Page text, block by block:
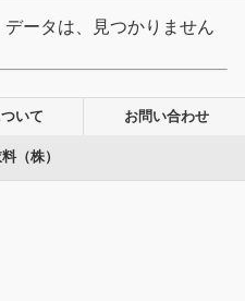
ータは、見つかりません
いて お問い合わせ
（株）